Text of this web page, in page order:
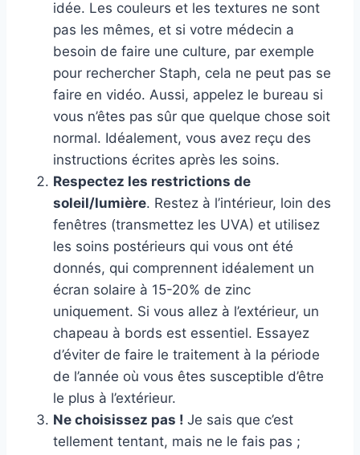
idée. Les couleurs et les textures ne sont
pas les mêmes, et si votre médecin a
besoin de faire une culture, par exemple
pour rechercher Staph, cela ne peut pas se
faire en vidéo. Aussi, appelez le bureau si
vous n’êtes pas sûr que quelque chose soit
normal. Idéalement, vous avez reçu des
instructions écrites après les soins.
Respectez les restrictions de
soleil/lumière. Restez à l’intérieur, loin des
fenêtres (transmettez les UVA) et utilisez
les soins postérieurs qui vous ont été
donnés, qui comprennent idéalement un
écran solaire à 15-20% de zinc
uniquement. Si vous allez à l’extérieur, un
chapeau à bords est essentiel. Essayez
d’éviter de faire le traitement à la période
de l’année où vous êtes susceptible d’être
le plus à l’extérieur.
Ne choisissez pas ! Je sais que c’est
tellement tentant, mais ne le fais pas ;